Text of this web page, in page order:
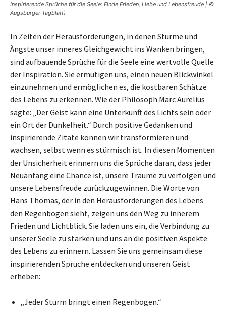
Inspirierende Sprüche für die Seele: Finde Frieden, Liebe und Lebensfreude | ©
Augsburger Tagblatt)
In Zeiten der Herausforderungen, in denen Stürme und
Ängste unser inneres Gleichgewicht ins Wanken bringen,
sind aufbauende Sprüche für die Seele eine wertvolle Quelle
der Inspiration. Sie ermutigen uns, einen neuen Blickwinkel
einzunehmen und ermöglichen es, die kostbaren Schätze
des Lebens zu erkennen. Wie der Philosoph Marc Aurelius
sagte: „Der Geist kann eine Unterkunft des Lichts sein oder
ein Ort der Dunkelheit.“ Durch positive Gedanken und
inspirierende Zitate können wir transformieren und
wachsen, selbst wenn es stürmisch ist. In diesen Momenten
der Unsicherheit erinnern uns die Sprüche daran, dass jeder
Neuanfang eine Chance ist, unsere Träume zu verfolgen und
unsere Lebensfreude zurückzugewinnen. Die Worte von
Hans Thomas, der in den Herausforderungen des Lebens
den Regenbogen sieht, zeigen uns den Weg zu innerem
Frieden und Lichtblick. Sie laden uns ein, die Verbindung zu
unserer Seele zu stärken und uns an die positiven Aspekte
des Lebens zu erinnern. Lassen Sie uns gemeinsam diese
inspirierenden Sprüche entdecken und unseren Geist
erheben:
„Jeder Sturm bringt einen Regenbogen.“